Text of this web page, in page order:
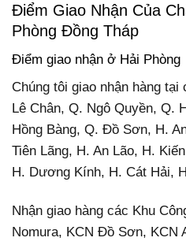
Điểm Giao Nhận Của
Phòng Đồng Tháp
Điểm giao nhận ở Hải Phòng
Chúng tôi giao nhận hàng
Lê Chân, Q. Ngô Quyền, Q.
Hồng Bàng, Q. Đồ Sơn, H.
Tiên Lãng, H. An Lão, H.
H. Dương Kính, H. Cát Hải,
Nhận giao hàng các Khu
Nomura, KCN Đồ Sơn, KCN